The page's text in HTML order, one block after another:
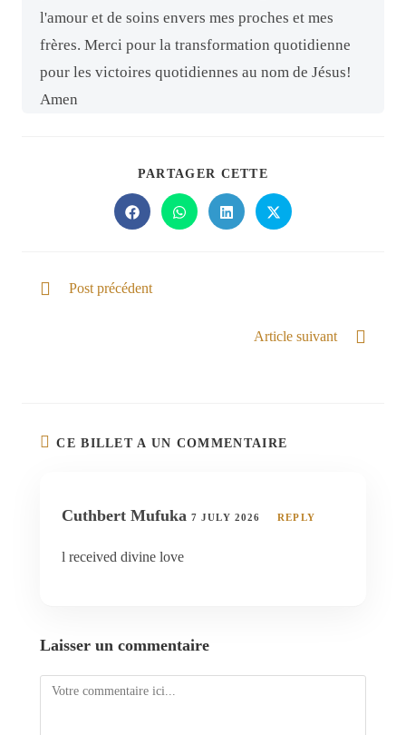
l'amour et de soins envers mes proches et mes
frères. Merci pour la transformation quotidienne
pour les victoires quotidiennes au nom de Jésus!
Amen
PARTAGER CETTE
Post précédent
Article suivant
CE BILLET A UN COMMENTAIRE
Cuthbert Mufuka 7 JULY 2026 REPLY
l received divine love
Laisser un commentaire